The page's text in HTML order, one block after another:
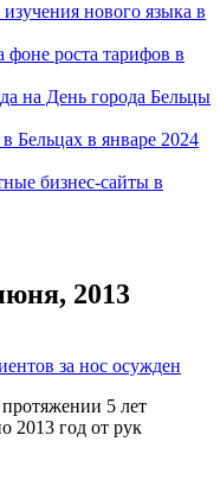
нового языка в
фоне роста тарифов в
на День города Бельцы
Бельцах в январе 2024
бизнес-сайты в
2013
за нос осужден
5 лет
2013 год от рук